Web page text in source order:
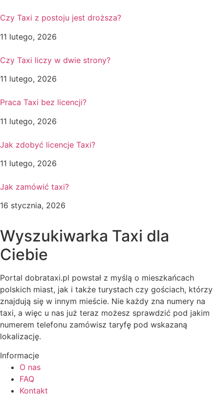
Czy Taxi z postoju jest droższa?
11 lutego, 2026
Czy Taxi liczy w dwie strony?
11 lutego, 2026
Praca Taxi bez licencji?
11 lutego, 2026
Jak zdobyć licencje Taxi?
11 lutego, 2026
Jak zamówić taxi?
16 stycznia, 2026
Wyszukiwarka Taxi dla
Ciebie
Portal dobrataxi.pl powstał z myślą o mieszkańcach
polskich miast, jak i także turystach czy gościach, którzy
znajdują się w innym mieście. Nie każdy zna numery na
taxi, a więc u nas już teraz możesz sprawdzić pod jakim
numerem telefonu zamówisz taryfę pod wskazaną
lokalizację.
Informacje
O nas
FAQ
Kontakt